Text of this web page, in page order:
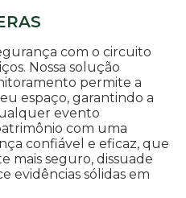
com o circuito
Nossa solução
permite a
espaço, garantindo a
evento
com uma
confiável e eficaz, que
mais seguro, dissuade
evidências sólidas em